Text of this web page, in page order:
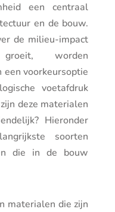
een centraal
en de bouw.
de milieu-impact
worden
voorkeursoptie
voetafdruk
deze materialen
Hieronder
soorten
die in de bouw
materialen die zijn